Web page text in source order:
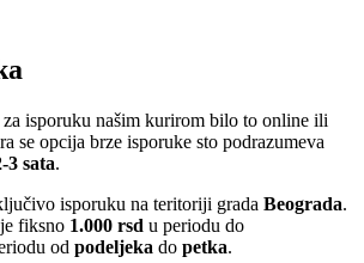
za isporuku našim kurirom bilo to online ili
se opcija brze isporuke sto podrazumeva
3 sata.
isporuku na teritoriji grada Beograda.
fiksno 1.000 rsd u periodu do
od podeljeka do petka.